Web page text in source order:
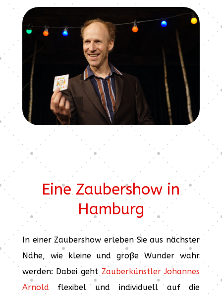
Eine Zaubershow in
Hamburg
In einer Zaubershow erleben Sie aus nächster
Nähe, wie kleine und große Wunder wahr
werden: Dabei geht Zauberkünstler Johannes
Arnold flexibel und individuell auf die